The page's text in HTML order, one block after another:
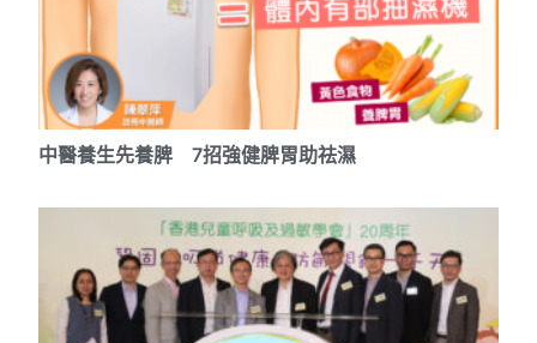
中醫養生先養脾 7招強健脾胃助祛濕